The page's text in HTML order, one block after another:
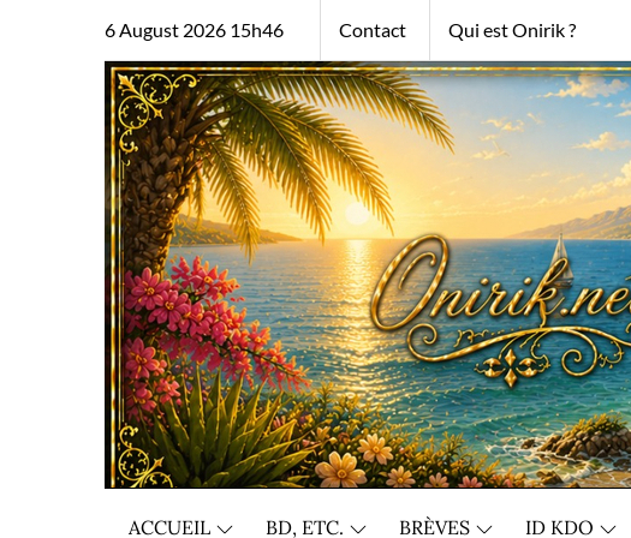
6 August 2026 15h46 Contact Qui est Onirik ?
ACCUEIL BD, ETC. BRÈVES ID KDO